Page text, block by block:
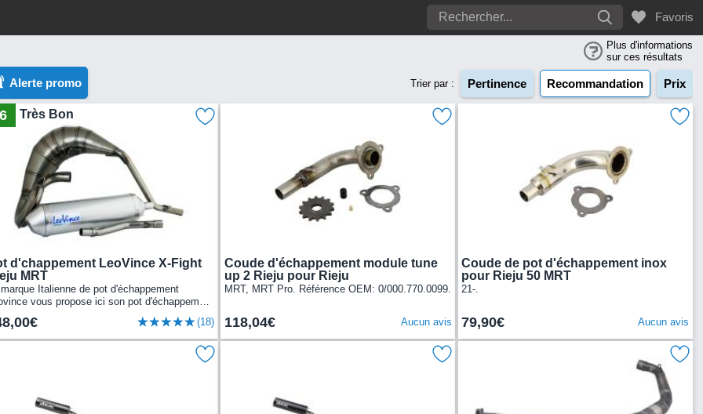
Favoris
Plus d'informations
sur ces résultats
Alerte promo Trier par : Pertinence Recommandation Prix
Très Bon
d'chappement LeoVince X-Fight
MRT
marque Italienne de pot d'échappement
vous propose ici son pot d'échappement
pour...
(18)
Coude d'échappement module tune
up 2 Rieju pour Rieju
MRT, MRT Pro. Référence OEM: 0/000.770.0099.
118,04€ Aucun avis
Coude de pot d'échappement inox
pour Rieju 50 MRT
21-.
79,90€ Aucun avis